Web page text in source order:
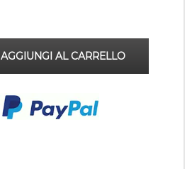
AGGIUNGI AL CARRELLO